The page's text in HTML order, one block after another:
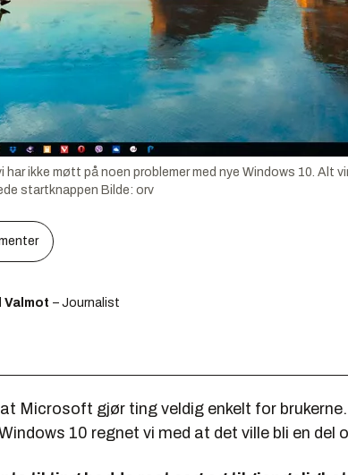
ikke møtt på noen problemer med nye Windows 10. Alt
startknappen Bilde: orv
Valmot – Journalist
Microsoft gjør ting veldig enkelt for
10 regnet vi med at det ville bli en del